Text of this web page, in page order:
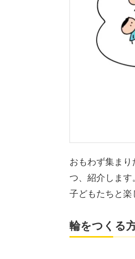
おもわず集ま
つ、紹介します
子どもたちと楽
輪をつくる